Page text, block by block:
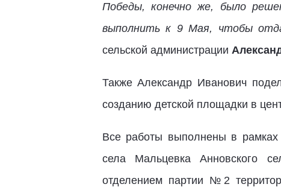
Победы, конечно же, было
выполнить к 9 Мая, чтобы
сельской администрации
Также Александр Иванович
созданию детской площадки в
Все работы выполнены в рамках
села Мальцевка Анновского
отделением партии №2